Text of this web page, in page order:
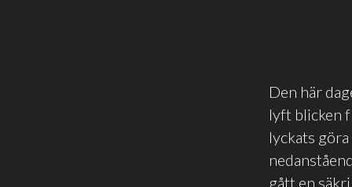
Den här
lyft blicken
lyckats
gått en